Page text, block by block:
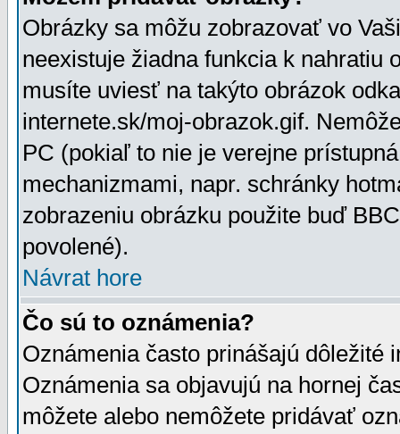
Obrázky sa môžu zobrazovať vo
neexistuje žiadna funkcia k nahratiu
musíte uviesť na takýto obrázok
internete.sk/moj-obrazok.gif.
PC (pokiaľ to nie je verejne
mechanizmami, napr. schránky
zobrazeniu obrázku použite buď
povolené).
Návrat hore
Čo sú to oznámenia?
Oznámenia často prinášajú dôležité
Oznámenia sa objavujú na hornej
môžete alebo nemôžete pridávať